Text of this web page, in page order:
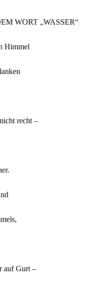
WORT „WASSER“
Himmel
recht –
auf Gurt –